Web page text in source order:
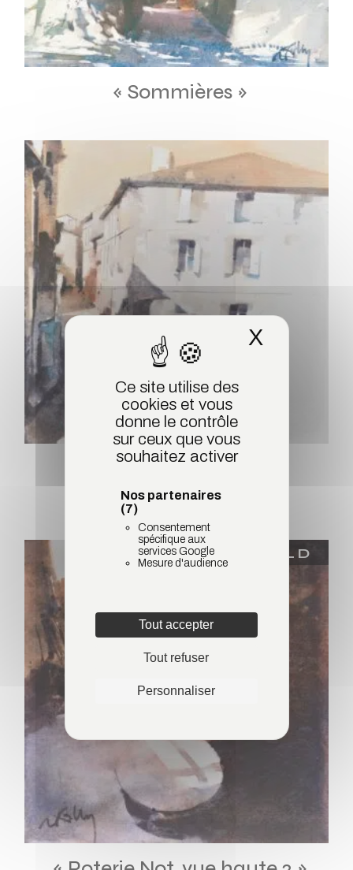
« Sommières »
« Nérac, près du pont »
820,00€ TTC
SOLD
Ce site utilise des
cookies et vous
donne le contrôle
sur ceux que vous
souhaitez activer
Nos partenaires
(7)
Consentement
spécifique aux
services Google
Mesure d'audience
Tout accepter
Tout refuser
Personnaliser
X